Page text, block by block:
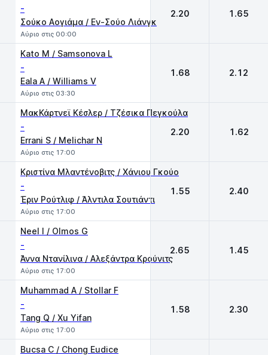
-
Σούκο Αογιάμα / Εν-Σούο Λιάνγκ
Αύριο στις 00:00
2.20 1.65
Kato M / Samsonova L
-
Eala A / Williams V
Αύριο στις 03:30
1.68 2.12
ΜακΚάρτνεϊ Κέσλερ / Τζέσικα Πεγκούλα
-
Errani S / Melichar N
Αύριο στις 17:00
2.20 1.62
Κριστίνα Μλαντένοβιτς / Χάνιου Γκούο
-
Έριν Ρούτλιφ / Άλντιλα Σουτιάντι
Αύριο στις 17:00
1.55 2.40
Neel I / Olmos G
-
Άννα Ντανίλινα / Αλεξάντρα Κρούνιτς
Αύριο στις 17:00
2.65 1.45
Muhammad A / Stollar F
-
Tang Q / Xu Yifan
Αύριο στις 17:00
1.58 2.30
Bucsa C / Chong Eudice